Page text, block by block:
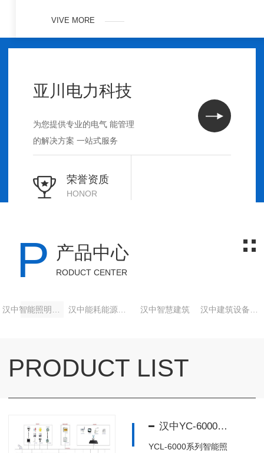
VIVE MORE
亚川电力科技
为您提供专业的电气 能管理
的解决方案 一站式服务
荣誉资质
HONOR
P 产品中心
RODUCT CENTER
汉中智慧建筑
PRODUCT LIST
汉中YC-6000系列智能照明控制系统
YCL-6000系列智能照